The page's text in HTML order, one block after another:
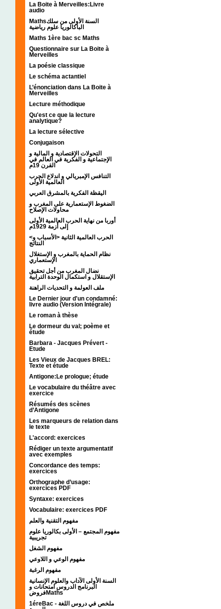
La Boite à Merveilles:Livre
audio
Mathsالسنة الأولى من سلك
الباكالوريا علوم رياضية
Maths 1ère bac sc Maths
Questionnaire sur La Boite à
Merveilles
La poésie classique
Le schéma actantiel
L’énonciation dans La Boite à
Merveilles
Lecture méthodique
Qu'est ce que la lecture
analytique?
La lecture sélective
Conjugaison
التحولات الإقتصادية و المالية و
الإجتماعية و الفكرية في العالم في
القرن 19م
التنافس الإمبريالي و اندلاع الحرب
العالمية الأولى
اليقظة الفكرية بالمشرق العربي
الضغوط الإستعمارية على المغرب و
محاولات الإصلاح
أوربا من نهاية الحرب العالمية الأولى
إلى أزمة 1929م
<الحرب العالمية الثانية <الأسباب و
النتائج
نظام الحماية بالمغرب و الإستغلال
الإستعماري
نضال المغرب من أجل تحقيق
الإستقلال و استكمال الوحدة الترابية
ملف العولمة و التحديات الراهنة
Le Dernier jour d'un condamné:
livre audio (Version Intégrale)
Le roman à thèse
Le dormeur du val; poème et
étude
Barbara - Jacques Prévert -
Etude
Les Vieux de Jacques BREL:
Texte et étude
Antigone:Le prologue; étude
Le vocabulaire du théâtre avec
exercice
Résumés des scènes
d’Antigone
Les marqueurs de relation dans
le texte
L'accord: exercices
Rédiger un texte argumentatif
avec exemples
Concordance des temps:
exercices
Orthographe d’usage:
exercices PDF
Syntaxe: exercices
Vocabulaire: exercices PDF
مفهوم التقنية والعلم
مفهوم المجتمع – الأولى بكالوريا علوم
تجريبية
مفهوم الشغل
مفهوم الوعي و اللاوعي
مفهوم الرغبة
السنة الأولى الآداب والعلوم الإنسانية
البرنامج الدروس امتحانات و
فروضMaths
1éreBac - ملخص في دروس اللغة